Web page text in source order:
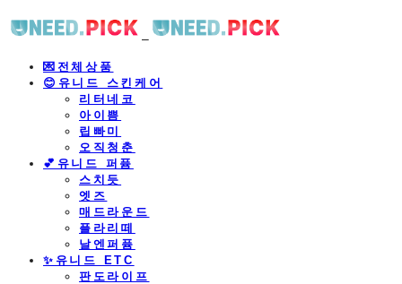
💌전체상품
😊유니드 스킨케어
리터네코
아이쁨
립빠미
오직청춘
💕유니드 퍼퓸
스치듯
엣즈
매드라운드
플라리떼
날엔퍼퓸
​✨유니드 ETC
판도라이프